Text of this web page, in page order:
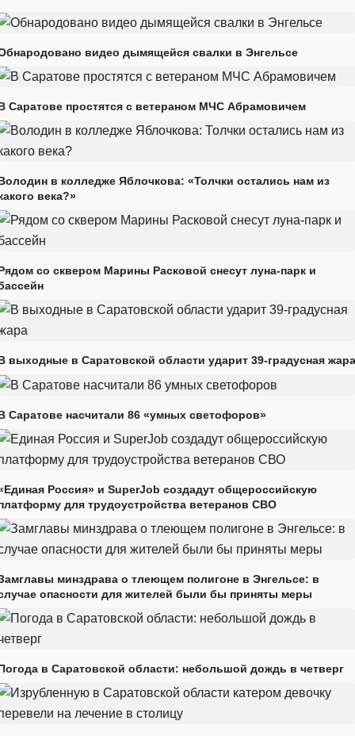
видео дымящейся свалки в Энгельсе
Саратове простятся с ветераном МЧС Абрамовичем
в колледже Яблочкова: «Толчки остались нам из
века?»
со сквером Марины Расковой снесут луна-парк и
выходные в Саратовской области ударит 39-градусная жара
Саратове насчитали 86 «умных светофоров»
Россия» и SuperJob создадут общероссийскую
для трудоустройства ветеранов СВО
минздрава о тлеющем полигоне в Энгельсе: в
опасности для жителей были бы приняты меры
в Саратовской области: небольшой дождь в четверг